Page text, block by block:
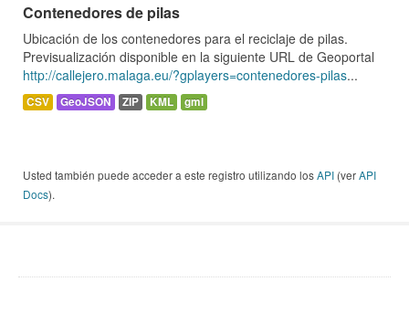
Contenedores de pilas
Ubicación de los contenedores para el reciclaje de pilas.
Previsualización disponible en la siguiente URL de Geoportal
http://callejero.malaga.eu/?gplayers=contenedores-pilas...
CSV GeoJSON ZIP KML gml
Usted también puede acceder a este registro utilizando losAPI (verAPI
Docs).